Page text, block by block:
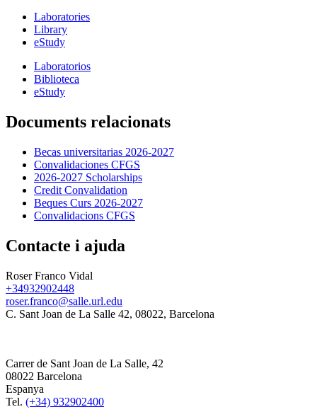
Laboratories
Library
eStudy
Laboratorios
Biblioteca
eStudy
Documents relacionats
Becas universitarias 2026-2027
Convalidaciones CFGS
2026-2027 Scholarships
Credit Convalidation
Beques Curs 2026-2027
Convalidacions CFGS
Contacte i ajuda
Roser Franco Vidal
+34932902448
roser.franco@salle.url.edu
C. Sant Joan de La Salle 42, 08022, Barcelona
Carrer de Sant Joan de La Salle, 42
08022 Barcelona
Espanya
Tel. (+34) 932902400